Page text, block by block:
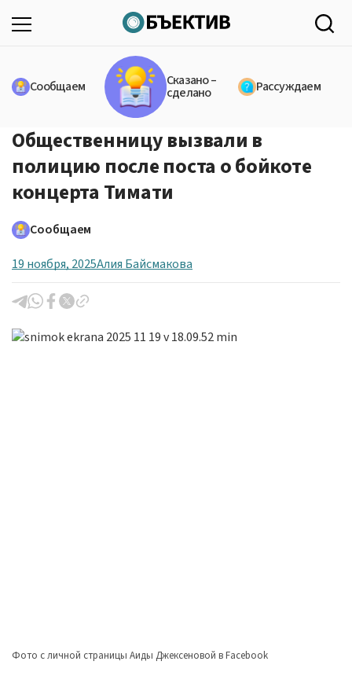
Сообщаем Сказано –
сделано Рассуждаем
Общественницу вызвали в
полицию после поста о бойкоте
концерта Тимати
Сообщаем
19 ноября, 2025Алия Байсмакова
Фото с личной страницы Аиды Джексеновой в Facebook